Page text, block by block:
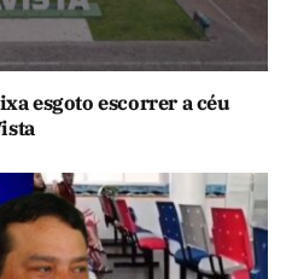
esgoto escorrer a céu